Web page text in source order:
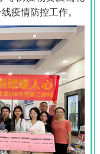
疫情防控工作。